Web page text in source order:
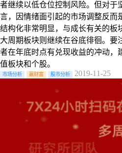
者继续以低仓位控制风险。但对于
言，因情绪面引起的市场调整反而
结构化非常明显，与成长有关的板
大周期板块则继续在谷底徘徊。要
者在年底时点有兑现收益的冲动，
值板块和个股。
市场分析 赢财富 股市分析 2019-11-25